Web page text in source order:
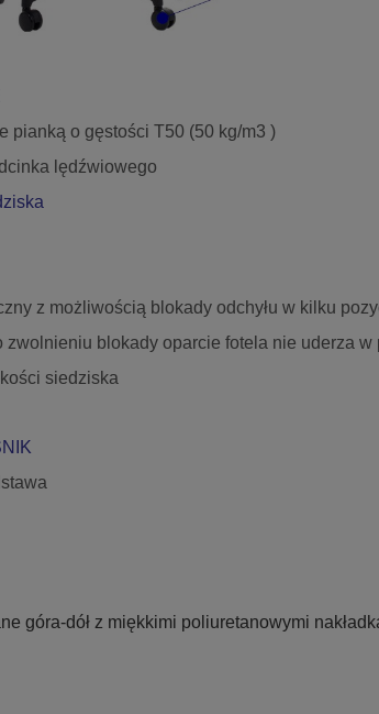
zł Cena regularna:
pianką o gęstości T50 (50 kg/m3 )
lędźwiowego
z możliwością blokady odchyłu w kilku
zwolnieniu blokady oparcie fotela nie uderza w
siedziska
góra-dół z miękkimi poliuretanowymi